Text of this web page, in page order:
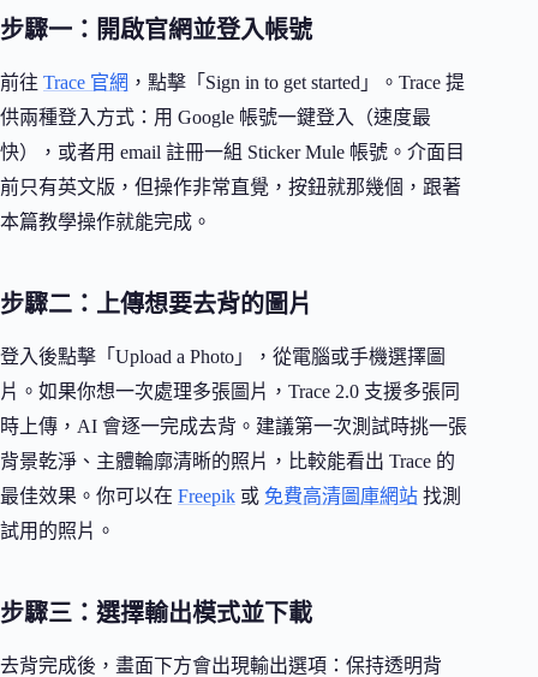
步驟一：開啟官網並登入帳號
前往 Trace 官網 ，點擊「Sign in to get started」。Trace 提
供兩種登入方式：用 Google 帳號一鍵登入（速度最
快），或者用 email 註冊一組 Sticker Mule 帳號。介面目
前只有英文版，但操作非常直覺，按鈕就那幾個，跟著
本篇教學操作就能完成。
步驟二：上傳想要去背的圖片
登入後點擊「Upload a Photo」，從電腦或手機選擇圖
片。如果你想一次處理多張圖片，Trace 2.0 支援多張同
時上傳，AI 會逐一完成去背。建議第一次測試時挑一張
背景乾淨、主體輪廓清晰的照片，比較能看出 Trace 的
最佳效果。你可以在 Freepik 或 免費高清圖庫網站 找測
試用的照片。
步驟三：選擇輸出模式並下載
去背完成後，畫面下方會出現輸出選項：保持透明背